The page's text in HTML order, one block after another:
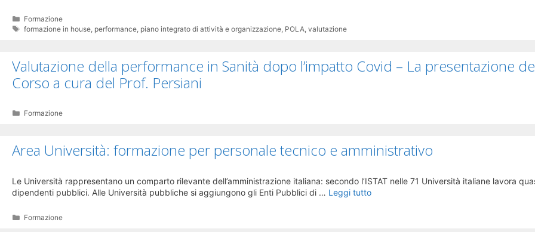
Categorie
Formazione
Tag
formazione in house performance piano integrato di attività e organizzazione POLA ,valutazione
Valutazione della performance in Sanità dopo l’impatto Covid – La presentazione
Corso a cura del Prof. Persiani
Categorie
Formazione
Area Università: formazione per personale tecnico e amministrativo
Le Università rappresentano un comparto rilevante dell’amministrazione italiana: secondo l’ISTAT nelle 71 Università italiane lavora
dipendenti pubblici. Alle Università pubbliche si aggiungono gli Enti Pubblici di … Leggi tutto
Categorie
Formazione